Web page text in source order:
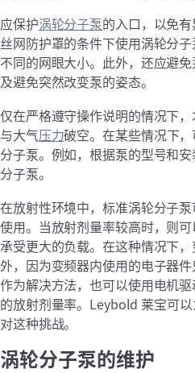
应保护涡轮分子泵的入口，以免
丝网防护罩的条件下使用涡轮分
不同的网眼大小。此外，还应避
及避免突然改变泵的姿态。
仅在严格遵守操作说明的情况下
与大气压力破空。在某些情况下
分子泵。例如，根据泵的型号和
分子泵。
在放射性环境中，标准涡轮分子
使用。当放射剂量率较高时，则
承受更大的负载。在这种情况下
外，因为变频器内使用的电子器
作为解决方法，也可以使用电机
的放射剂量率。Leybold 莱宝可
对这种挑战。
涡轮分子泵的维护